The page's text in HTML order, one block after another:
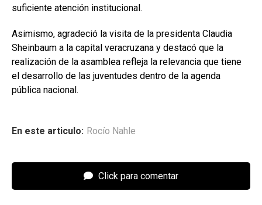
suficiente atención institucional.
Asimismo, agradeció la visita de la presidenta Claudia
Sheinbaum a la capital veracruzana y destacó que la
realización de la asamblea refleja la relevancia que tiene
el desarrollo de las juventudes dentro de la agenda
pública nacional.
En este articulo: Rocío Nahle
Click para comentar